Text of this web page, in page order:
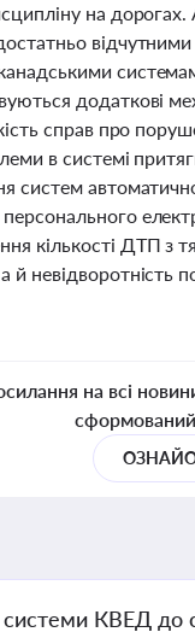
на
додаткові
справ про
в системі
систем
кількості ДТП
невідворотність
на всі
системи КВЕД до